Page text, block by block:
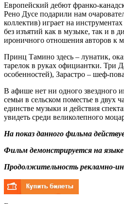
Европейский дебют франко-
Рено Дусе подарили нам
коллектив) играет на
без изъятий как в музыке, так и в
ироничного отношения авторов к
Принц Тамино здесь – лунатик,
тарелок в руках официантки. Три
особенностей), Зарастро – шеф-
В афише нет ни одного звездного
семьи в сельском поместье в двух
единстве музыки и действия
увидеть среди великолепного
На показ данного фильма
Фильм демонстрируется на
Продолжительность рекламно-